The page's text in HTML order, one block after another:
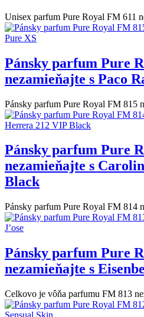
Unisex parfum Pure Royal FM 611
Pánsky parfum Pure
nezamieňajte s Paco
Pánsky parfum Pure Royal FM 815
Pánsky parfum Pure
nezamieňajte s
Black
Pánsky parfum Pure Royal FM 814
Pánsky parfum Pure
nezamieňajte s
Celkovo je vôňa parfumu FM 813